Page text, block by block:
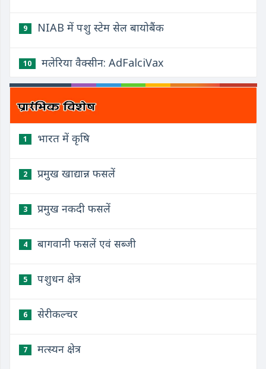
9 NIAB में पशु स्टेम सेल बायोबैंक
10 मलेरिया वैक्सीन: AdFalciVax
1 भारत में कृषि
2 प्रमुख खाद्यान्न फसलें
3 प्रमुख नकदी फसलें
4 बागवानी फसलें एवं सब्जी
5 पशुधन क्षेत्र
6 सेरीकल्चर
7 मत्स्यन क्षेत्र